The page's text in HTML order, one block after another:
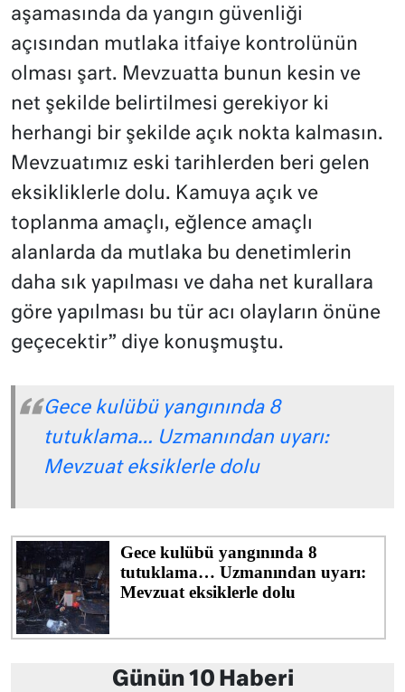
aşamasında da yangın güvenliği
açısından mutlaka itfaiye kontrolünün
olması şart. Mevzuatta bunun kesin ve
net şekilde belirtilmesi gerekiyor ki
herhangi bir şekilde açık nokta kalmasın.
Mevzuatımız eski tarihlerden beri gelen
eksikliklerle dolu. Kamuya açık ve
toplanma amaçlı, eğlence amaçlı
alanlarda da mutlaka bu denetimlerin
daha sık yapılması ve daha net kurallara
göre yapılması bu tür acı olayların önüne
geçecektir” diye konuşmuştu.
Gece kulübü yangınında 8
tutuklama… Uzmanından uyarı:
Mevzuat eksiklerle dolu
Günün 10 Haberi